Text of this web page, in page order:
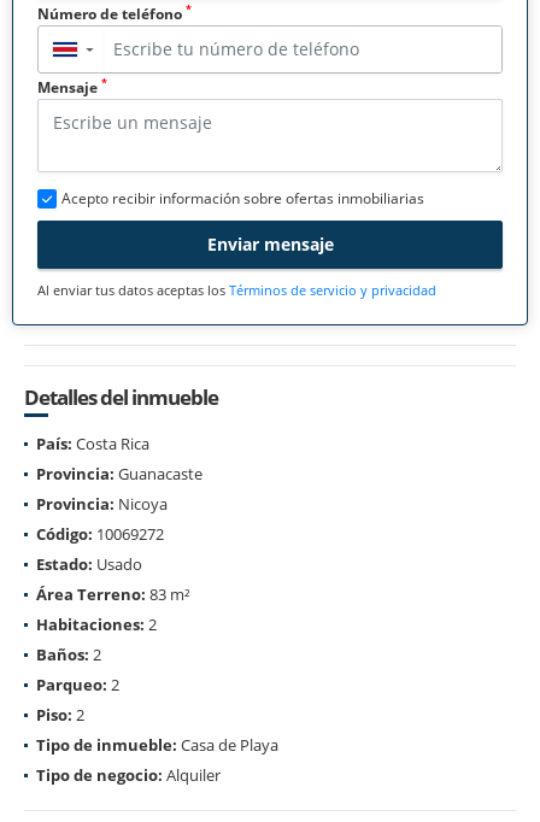
Número de teléfono *
▼
Mensaje *
Acepto recibir información sobre ofertas inmobiliarias
Enviar mensaje
Al enviar tus datos aceptas los Términos de servicio y privacidad
Detalles del inmueble
País: Costa Rica
Provincia: Guanacaste
Provincia: Nicoya
Código: 10069272
Estado: Usado
Área Terreno: 83 m²
Habitaciones: 2
Baños: 2
Parqueo: 2
Piso: 2
Tipo de inmueble: Casa de Playa
Tipo de negocio: Alquiler